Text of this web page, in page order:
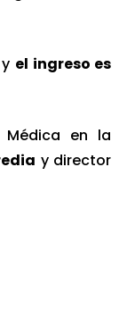
y el ingreso es
en la
y director